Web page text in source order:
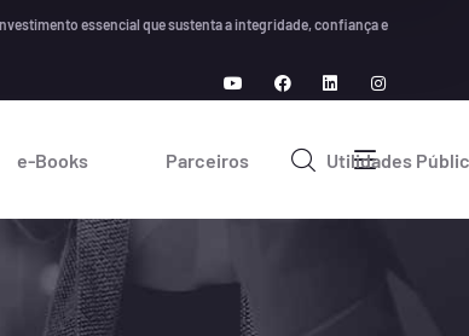
que sustenta a integridade, confiança e crescimento a longo
e-Books Parceiros Utilidades